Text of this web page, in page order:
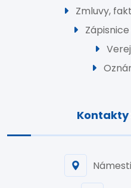
Zmluvy,
Kontakty